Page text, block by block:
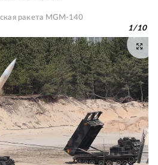
ракета MGM-140
1/10